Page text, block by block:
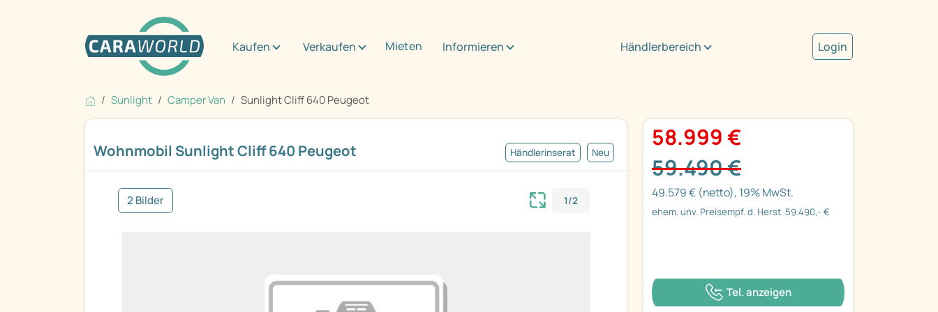
Kaufen Verkaufen Mieten Informieren Händlerbereich Login
Sunlight Camper Van Sunlight Cliff 640 Peugeot
Wohnmobil Sunlight Cliff 640 Peugeot Händlerinserat Neu
2 Bilder 1/2
58.999 €
59.490 €
49.579 € (netto), 19% MwSt.
ehem. unv. Preisempf. d. Herst. 59.490,- €
Tel. anzeigen